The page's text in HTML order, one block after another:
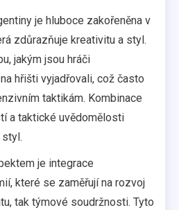
je hluboce zakořeněna v
zdůrazňuje kreativitu a styl.
jakým jsou hráči
hřišti vyjadřovali, což často
taktikám. Kombinace
a taktické uvědomělosti
je integrace
které se zaměřují na rozvoj
tak týmové soudržnosti. Tyto